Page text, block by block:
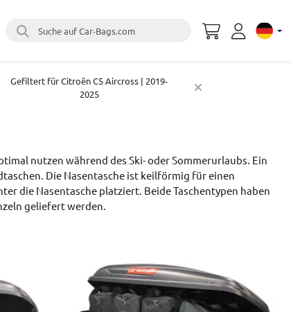
Suche auf Car-Bags.com Select
Gefiltert für Citroën C5 Aircross | 2019-
2025
nutzen während des Ski- oder Sommerurlaubs. Ein
Die Nasentasche ist keilförmig für einen
die Nasentasche platziert. Beide Taschentypen haben
geliefert werden.